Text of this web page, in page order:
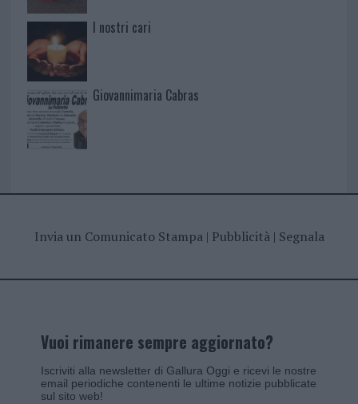
I nostri cari
Giovannimaria Cabras
Invia un Comunicato Stampa| Pubblicità| Segnala
Vuoi rimanere sempre aggiornato?
Iscriviti alla newsletter di Gallura Oggi e ricevi le nostre
email periodiche contenenti le ultime notizie pubblicate
sul sito web!